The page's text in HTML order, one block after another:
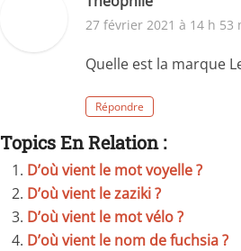
27 février 2021 à 14 h 53
Quelle est la marque
Répondre
Topics En Relation :
D’où vient le mot voyelle ?
D’où vient le zaziki ?
D’où vient le mot vélo ?
D’où vient le nom de fuchsia ?